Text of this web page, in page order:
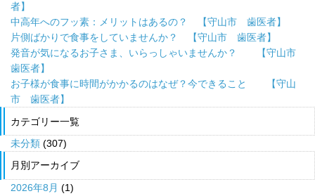
者】
中高年へのフッ素：メリットはあるの？ 【守山市 歯医者】
片側ばかりで食事をしていませんか？ 【守山市 歯医者】
発音が気になるお子さま、いらっしゃいませんか？ 【守山市
歯医者】
お子様が食事に時間がかかるのはなぜ？今できること 【守山
市 歯医者】
カテゴリー一覧
未分類 (307)
月別アーカイブ
2026年8月 (1)